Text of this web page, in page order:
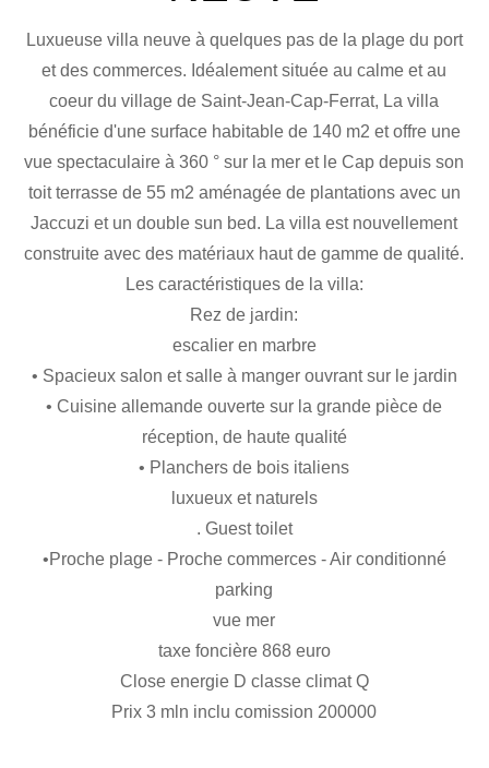
Luxueuse villa neuve à quelques pas de la plage du port
et des commerces. Idéalement située au calme et au
coeur du village de Saint-Jean-Cap-Ferrat, La villa
bénéficie d'une surface habitable de 140 m2 et offre une
vue spectaculaire à 360 ° sur la mer et le Cap depuis son
toit terrasse de 55 m2 aménagée de plantations avec un
Jaccuzi et un double sun bed. La villa est nouvellement
construite avec des matériaux haut de gamme de qualité.
Les caractéristiques de la villa:
Rez de jardin:
escalier en marbre
• Spacieux salon et salle à manger ouvrant sur le jardin
• Cuisine allemande ouverte sur la grande pièce de
réception, de haute qualité
• Planchers de bois italiens
luxueux et naturels
. Guest toilet
•Proche plage - Proche commerces - Air conditionné
parking
vue mer
taxe foncière 868 euro
Close energie D classe climat Q
Prix 3 mln inclu comission 200000